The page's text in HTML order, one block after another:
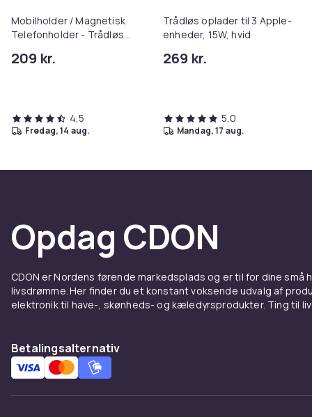
Mobilholder / Magnetisk
Telefonholder - Trådløs
til Bil
209 kr.
4,5
fredag, 14 aug.
Trådløs oplader til 3 Apple-
enheder, 15W, hvid
269 kr.
5,0
mandag, 17 aug.
Opdag CDON
CDON er Nordens førende markedsplads og er til for dine
livsdrømme. Her finder du et konstant voksende udvalg af
elektronik til have-, skønheds- og kæledyrsprodukter. Ting til
Betalingsalternativ